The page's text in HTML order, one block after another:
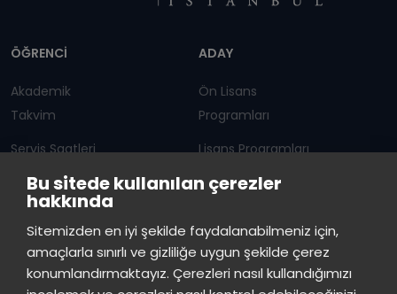
Bu sitede kullanılan çerezler
hakkında
Sitemizden en iyi şekilde faydalanabilmeniz için,
amaçlarla sınırlı ve gizliliğe uygun şekilde çerez
konumlandırmaktayız. Çerezleri nasıl kullandığımızı
ÖĞRENCİ
Akademik
Takvim
Servis Saatleri
Duyurular
ADAY
Ön Lisans
Programları
Lisans Programları
Lisansüstü
İSTİNYE
çevrimiçi
İstinye Üniversitesi